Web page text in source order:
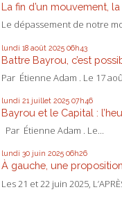
La fin d’un mouvement, la
Le dépassement de notre
lundi 18 août 2025 06h43
Battre Bayrou, c’est
Par Étienne Adam . Le 17
lundi 21 juillet 2025 07h46
Bayrou et le Capital :
Par Étienne Adam . Le...
lundi 30 juin 2025 06h26
À gauche, une
Les 21 et 22 juin 2025,